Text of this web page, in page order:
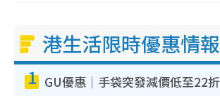
港生活限時優惠情報
1